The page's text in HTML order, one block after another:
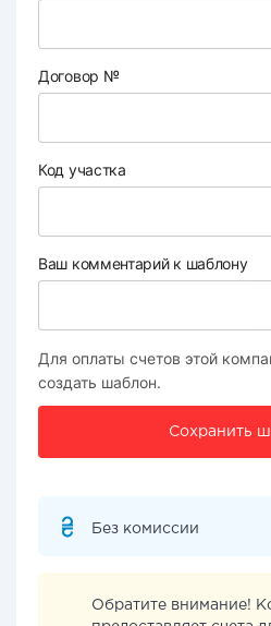
Договор №
Код участка
Ваш комментарий к шаблону
Для оплаты счетов этой
создать шаблон.
Сохранить
Без комиссии
Обратите внимание!